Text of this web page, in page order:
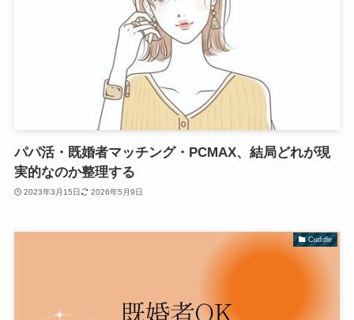
パパ活・既婚者マッチング・PCMAX、結局どれが現
実的なのか整理する
2023年3月15日 2026年5月9日
Cuddle